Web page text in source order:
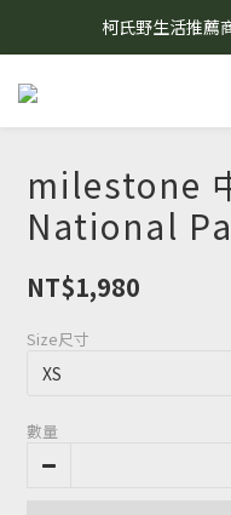
8/7 當天暫
柯氏野生活推薦
8/7 當天暫
milestone
National
NT$1,980
Size尺寸
數量